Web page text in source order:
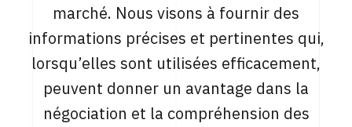
marché. Nous visons à fournir des
informations précises et pertinentes qui,
lorsqu’elles sont utilisées efficacement,
peuvent donner un avantage dans la
négociation et la compréhension des